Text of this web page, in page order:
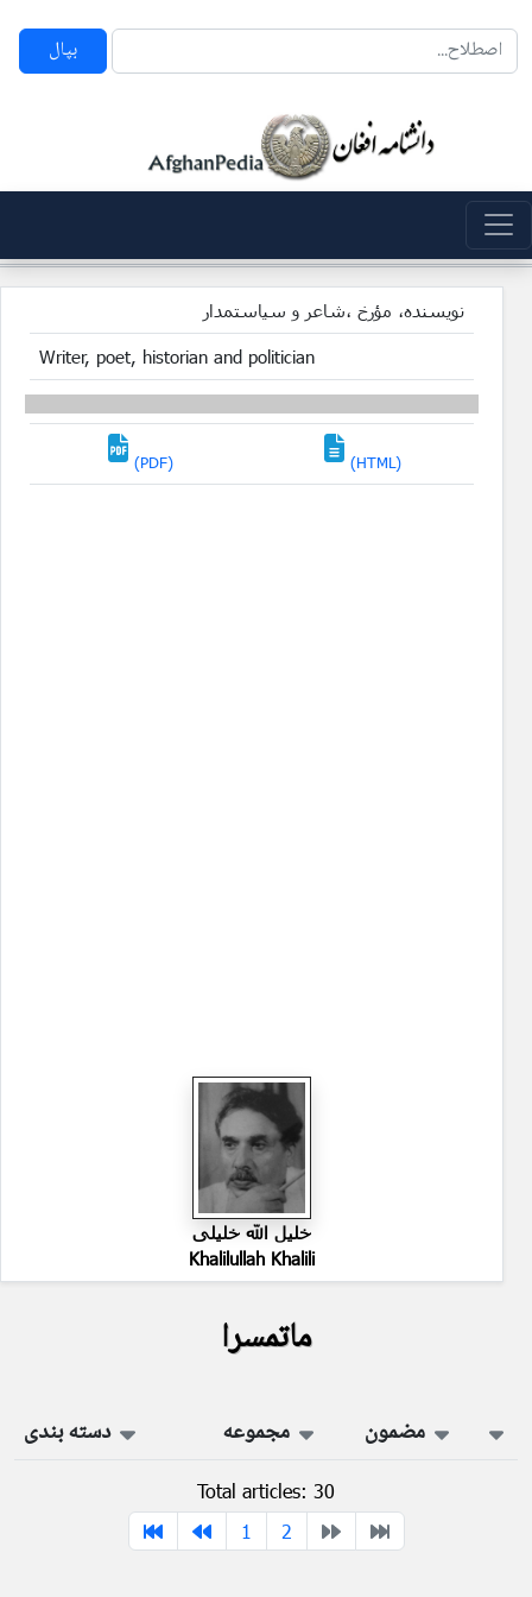
بپال
نویسنده، مؤرخ ،شاعر و سیاستمدار
Writer, poet, historian and politician
(PDF) (HTML)
خلیل الله خلیلی
Khalilullah Khalili
ماتمسرا
مضمون مجموعه دسته بندی
Total articles: 30
1
2